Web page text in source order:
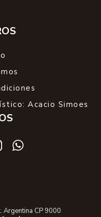
Acacio Simoes
Argentina CP 9000